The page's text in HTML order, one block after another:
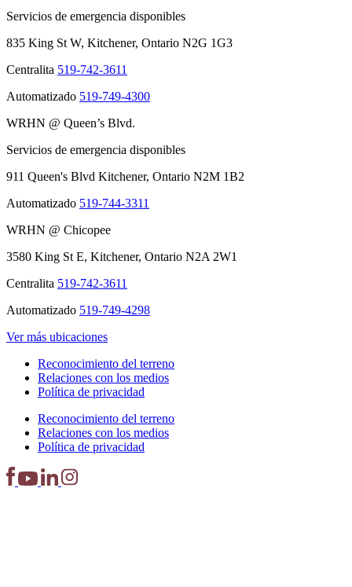
Servicios de emergencia disponibles
835 King St W, Kitchener, Ontario N2G 1G3
Centralita 519-742-3611
Automatizado 519-749-4300
WRHN @ Queen’s Blvd.
Servicios de emergencia disponibles
911 Queen's Blvd Kitchener, Ontario N2M 1B2
Automatizado 519-744-3311
WRHN @ Chicopee
3580 King St E, Kitchener, Ontario N2A 2W1
Centralita 519-742-3611
Automatizado 519-749-4298
Ver más ubicaciones
Reconocimiento del terreno
Relaciones con los medios
Política de privacidad
Reconocimiento del terreno
Relaciones con los medios
Política de privacidad